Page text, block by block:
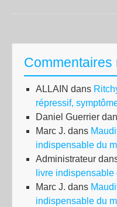
Commentaires
ALLAIN dans
répressif,
Daniel Guerrier
Marc J. dans
indispensable du
Administrateur
livre indispensable
Marc J. dans
indispensable du